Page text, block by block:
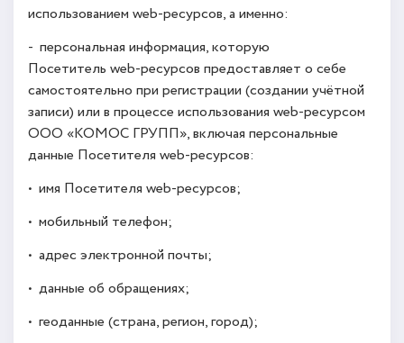
использованием web-ресурсов, а именно:
- персональная информация, которую
Посетитель web-ресурсов предоставляет о себе
самостоятельно при регистрации (создании учётной
записи) или в процессе использования web-ресурсом
ООО «КОМОС ГРУПП», включая персональные
данные Посетителя web-ресурсов:
• имя Посетителя web-ресурсов;
• мобильный телефон;
• адрес электронной почты;
• данные об обращениях;
• геоданные (страна, регион, город);